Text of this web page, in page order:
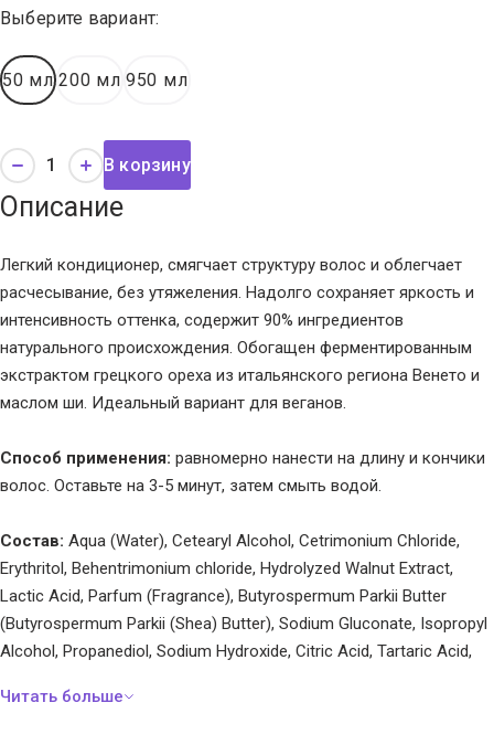
Выберите вариант:
50 мл 200 мл 950 мл
В корзину
Описание
Легкий кондиционер, смягчает структуру волос и облегчает
расчесывание, без утяжеления. Надолго сохраняет яркость и
интенсивность оттенка, содержит 90% ингредиентов
натурального происхождения. Обогащен ферментированным
экстрактом грецкого ореха из итальянского региона Венето и
маслом ши. Идеальный вариант для веганов.
Способ применения: равномерно нанести на длину и кончики
волос. Оставьте на 3-5 минут, затем смыть водой.
Состав: Aqua (Water), Cetearyl Alcohol, Cetrimonium Chloride,
Erythritol, Behentrimonium chloride, Hydrolyzed Walnut Extract,
Lactic Acid, Parfum (Fragrance), Butyrospermum Parkii Butter
(Butyrospermum Parkii (Shea) Butter), Sodium Gluconate, Isopropyl
Alcohol, Propanediol, Sodium Hydroxide, Citric Acid, Tartaric Acid,